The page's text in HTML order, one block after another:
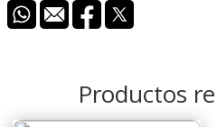
Productos